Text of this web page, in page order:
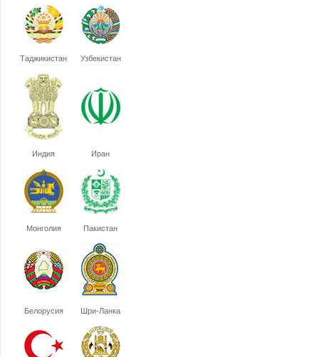
Таджикистан Узбекистан
Индия Иран
Монголия Пакистан
Белорусия Шри-Ланка